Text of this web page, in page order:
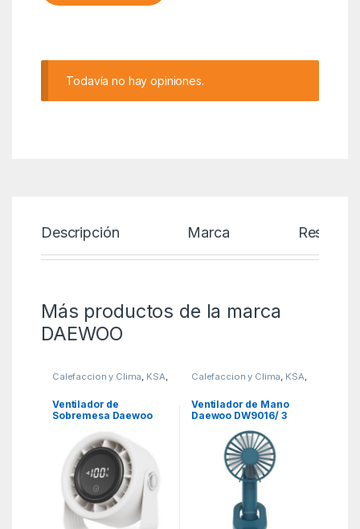
Todavía no hay opiniones.
Descripción Marca Reseñas
Más productos de la marca
DAEWOO
Calefaccion y Clima KSA
Ventiladores y
Ventilador de
Sobremesa Daewoo
Aspas/ 4 Velocidades
Calefaccion y Clima KSA
Ventiladores y
Ventilador de Mano
Daewoo DW9016/ 3